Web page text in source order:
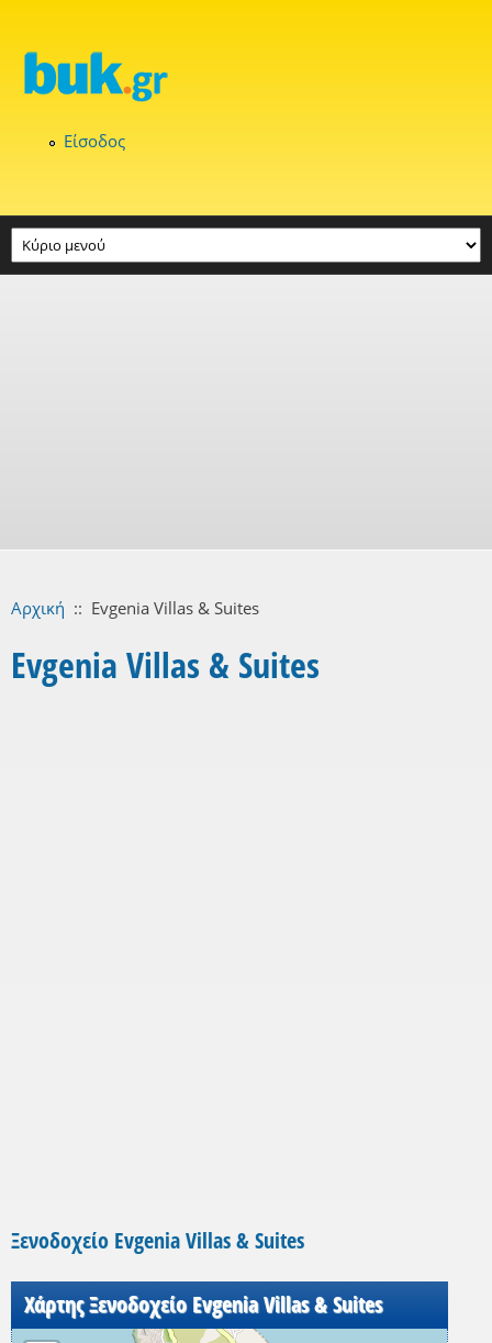
Είσοδος
Αρχική :: Evgenia Villas & Suites
Evgenia Villas & Suites
Ξενοδοχείο Evgenia Villas & Suites
Χάρτης Ξενοδοχείο Evgenia Villas & Suites